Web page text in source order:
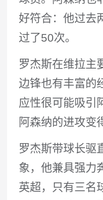
好符合：他过去
过了50次。
罗杰斯在维拉主
边锋也有丰富的
应性很可能吸引
阿森纳的进攻变
罗杰斯带球长驱
象，他兼具强力
英超，只有三名